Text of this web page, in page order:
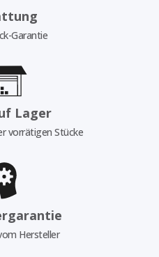
Garantie
Lager
vorrätigen Stücke
Hersteller